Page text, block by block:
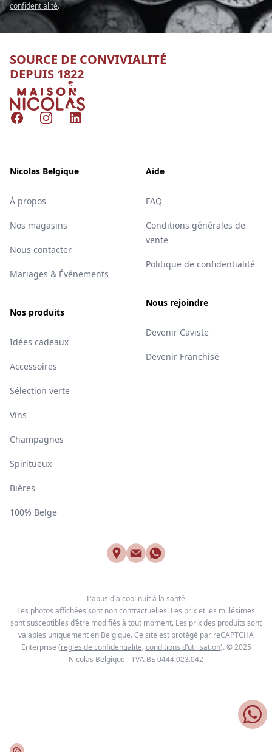
confidentialité.
SOURCE DE CONVIVIALITÉ
DEPUIS 1822
Nicolas
FacebookInstagramLinkedIn
Nicolas Belgique
À propos
Nos magasins
Nous contacter
Mariages & Événements
Nos produits
Idées cadeaux
Accessoires
Sélection verte
Vins
Champagnes
Spiritueux
Bières
100% Belge
Aide
FAQ
Conditions générales de
vente
Politique de confidentialité
Nous rejoindre
Devenir Caviste
Devenir Franchisé
L'abus d'alcool nuit à la santé
Les photos affichées sont non contractuelles. Les prix et les millésimes
sont susceptibles d’être modifiés à tout moment. Les prix des produits sont
valables uniquement en Belgique. Ce site est protégé par reCAPTCHA
Enterprise (règles de confidentialité, conditions d’utilisation). © 2025
Nicolas Belgique - TVA BE 0444.023.042